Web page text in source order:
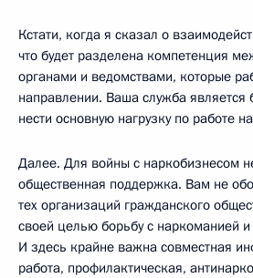
Кстати, когда я сказал о
что будет разделена компетенция
органами и ведомствами, которые
направлении. Ваша служба
нести основную нагрузку по работе
Далее. Для войны с наркобизнесом
общественная поддержка. Вам не
тех организаций гражданского
своей целью борьбу с наркоманией и
И здесь крайне важна совместная
работа, профилактическая,